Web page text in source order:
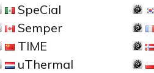
SpeCial
Semper
TIME
uThermal